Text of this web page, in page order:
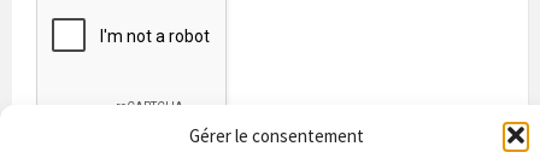
Gérer le consentement